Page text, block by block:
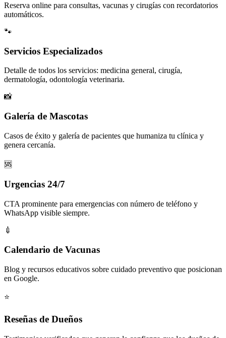
Reserva online para consultas, vacunas y cirugías con recordatorios
automáticos.
🐾
Servicios Especializados
Detalle de todos los servicios: medicina general, cirugía,
dermatología, odontología veterinaria.
📸
Galería de Mascotas
Casos de éxito y galería de pacientes que humaniza tu clínica y
genera cercanía.
🆘
Urgencias 24/7
CTA prominente para emergencias con número de teléfono y
WhatsApp visible siempre.
💉
Calendario de Vacunas
Blog y recursos educativos sobre cuidado preventivo que posicionan
en Google.
⭐
Reseñas de Dueños